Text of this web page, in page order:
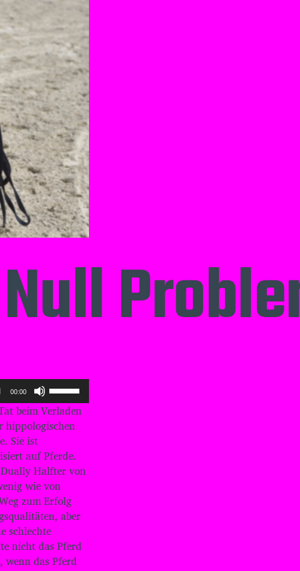
00:00
f
e
l
a
s
e
n
H
o
h
/
beim Verladen
hippologischen
Sie ist
auf Pferde.
Halfter von
wie von
zum Erfolg
aber
schlechte
nicht das Pferd
das Pferd